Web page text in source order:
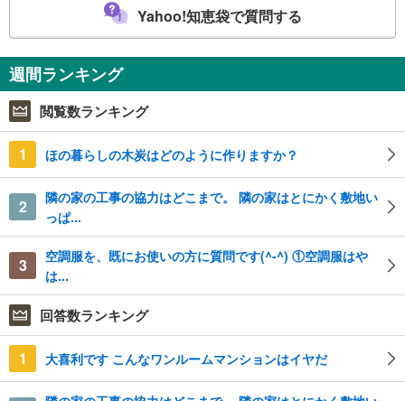
Yahoo!知恵袋で質問する
週間ランキング
閲覧数ランキング
1 ほの暮らしの木炭はどのように作りますか？
2
隣の家の工事の協力はどこまで。 隣の家はとにかく敷地い
っぱ...
3
空調服を、既にお使いの方に質問です(^-^) ①空調服はや
は...
回答数ランキング
1 大喜利です こんなワンルームマンションはイヤだ